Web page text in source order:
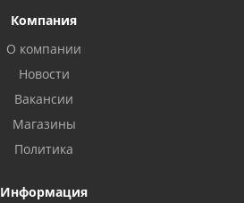
Компания
О компании
Новости
Вакансии
Магазины
Политика
Информация